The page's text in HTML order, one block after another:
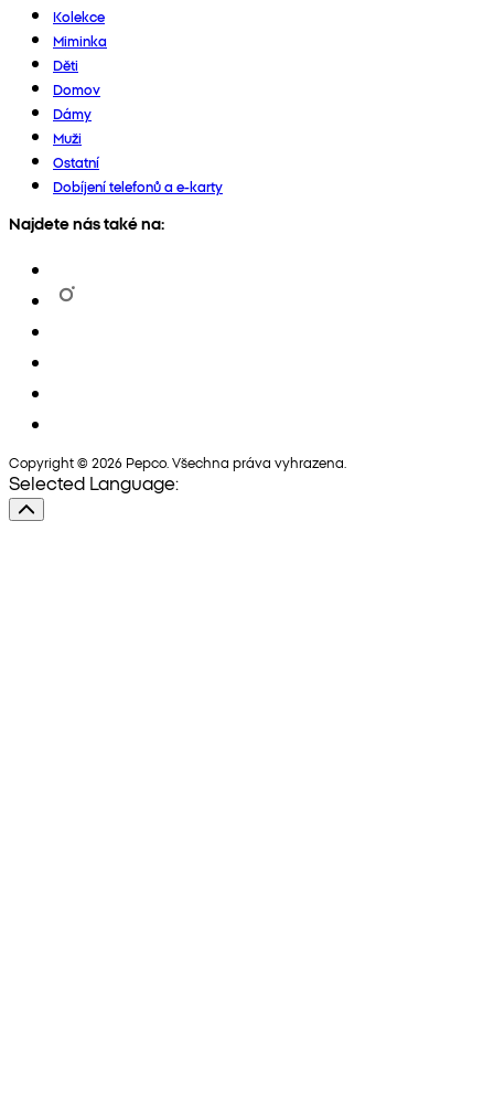
Kolekce
Miminka
Děti
Domov
Dámy
Muži
Ostatní
Dobíjení telefonů a e-karty
Najdete nás také na:
Copyright © 2026 Pepco. Všechna práva vyhrazena.
Selected Language: